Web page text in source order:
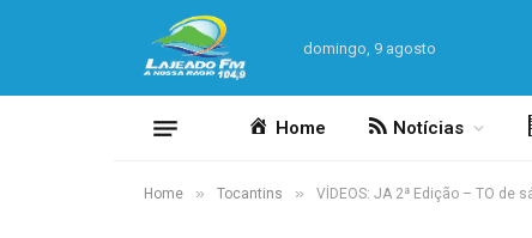
domingo, 9 agosto
Home Notícias
Home » Tocantins » VÍDEOS: JA 2ª Edição – TO de